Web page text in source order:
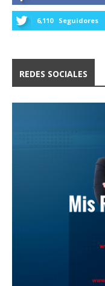
6,110 Seguidores
REDES SOCIALES